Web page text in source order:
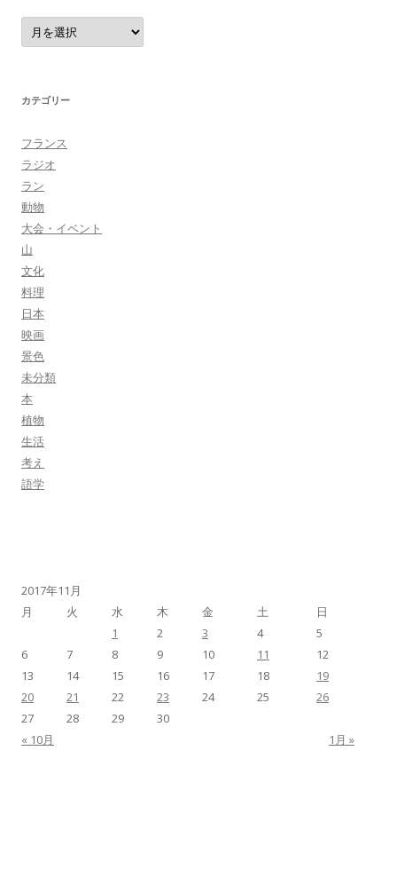
ア
ー
カ
カテゴリー
フランス
ラジオ
ラン
動物
大会・イベント
山
文化
料理
日本
映画
景色
未分類
本
植物
生活
考え
語学
2017年11月
月
火 水 木 金 土 日
« 10月 1月 »
1 2 3 4
5
6
7 8 9 10 11
12
13
14 15 16 17 18
19
20
21 22 23 24 25
26
27
28 29 30